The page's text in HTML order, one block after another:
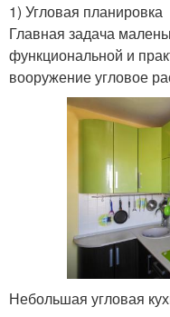
1) Угловая планировка
Главная задача
функциональной и
вооружение угловое
Небольшая угловая